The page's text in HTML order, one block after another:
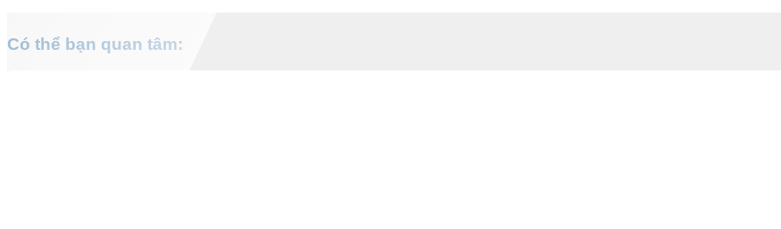
Có thể bạn quan tâm: